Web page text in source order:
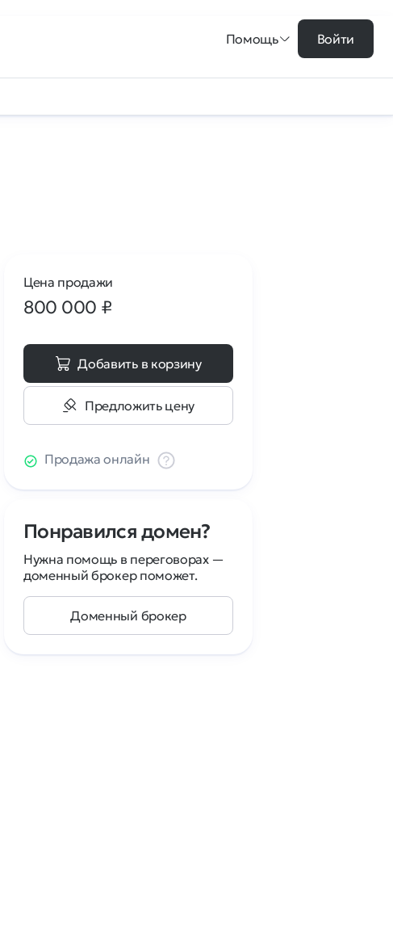
Помощь Войти
Цена продажи
800 000 ₽
Добавить в корзину
Предложить цену
Продажа онлайн
Понравился домен?
Нужна помощь в переговорах —
доменный брокер поможет.
Доменный брокер